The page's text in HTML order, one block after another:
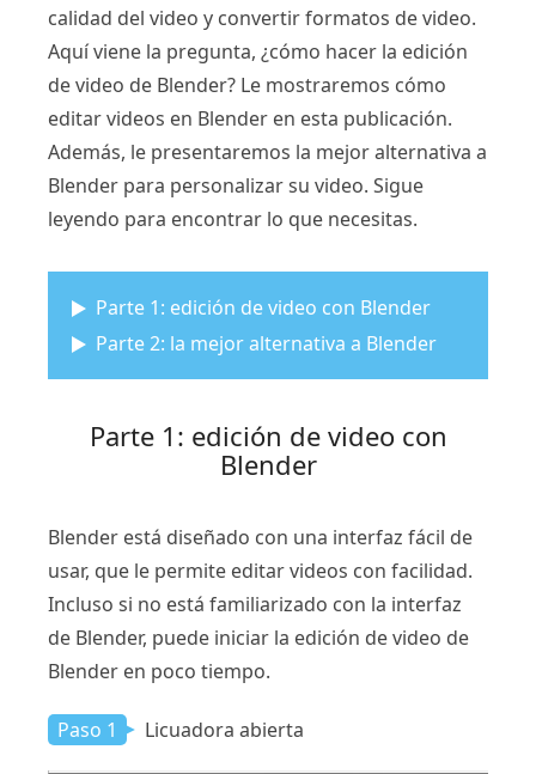
calidad del video y convertir formatos de video.
Aquí viene la pregunta, ¿cómo hacer la edición
de video de Blender? Le mostraremos cómo
editar videos en Blender en esta publicación.
Además, le presentaremos la mejor alternativa a
Blender para personalizar su video. Sigue
leyendo para encontrar lo que necesitas.
Parte 1: edición de video con Blender
Parte 2: la mejor alternativa a Blender
Parte 1: edición de video con
Blender
Blender está diseñado con una interfaz fácil de
usar, que le permite editar videos con facilidad.
Incluso si no está familiarizado con la interfaz
de Blender, puede iniciar la edición de video de
Blender en poco tiempo.
Paso 1 Licuadora abierta